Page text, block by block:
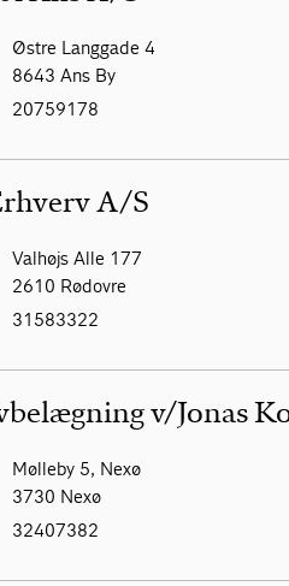
Østre Langgade 4
8643 Ans By
20759178
A/S
Valhøjs Alle 177
2610 Rødovre
31583322
v/Jonas
Mølleby 5, Nexø
3730 Nexø
32407382